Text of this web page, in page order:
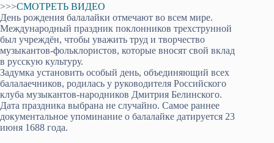
>>>СМОТРЕТЬ ВИДЕО
День рождения балалайки отмечают во всем мире.
Международный праздник поклонников трехструнной
был учреждён, чтобы уважить труд и творчество
музыкантов-фольклористов, которые вносят свой вклад
в русскую культуру.
Задумка установить особый день, объединяющий всех
балалаечников, родилась у руководителя Российского
клуба музыкантов-народников Дмитрия Белинского.
Дата праздника выбрана не случайно. Самое раннее
документальное упоминание о балалайке датируется 23
июня 1688 года.